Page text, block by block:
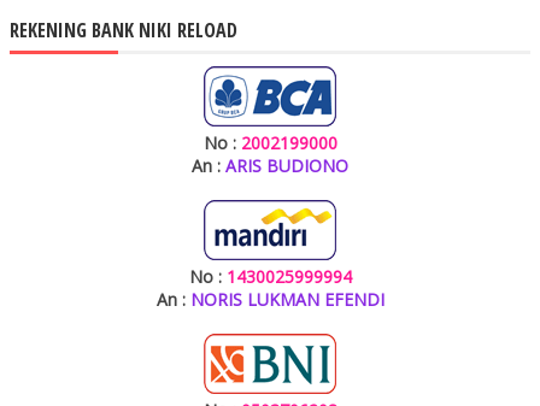
REKENING BANK NIKI RELOAD
No : 2002199000
An : ARIS BUDIONO
No : 1430025999994
An : NORIS LUKMAN EFENDI